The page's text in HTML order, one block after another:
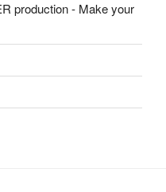
production - Make your